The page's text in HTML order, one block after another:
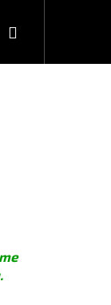
LETO 2025
Nákupný